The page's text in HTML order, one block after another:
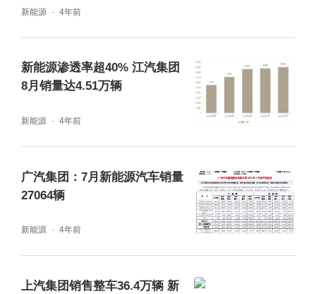
新能源 4年前
新能源渗透率超40% 江汽集团
8月销量达4.51万辆
新能源 4年前
广汽集团：7月新能源汽车销量
27064辆
新能源 4年前
上汽集团销售整车36.4万辆 新